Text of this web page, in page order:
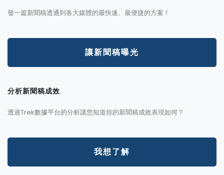
發一篇新聞稿透通到各大媒體的最快速、最便捷的方案！
讓新聞稿曝光
分析新聞稿成效
透過Trek數據平台的分析讓您知道你的新聞稿成效表現如何？
我想了解